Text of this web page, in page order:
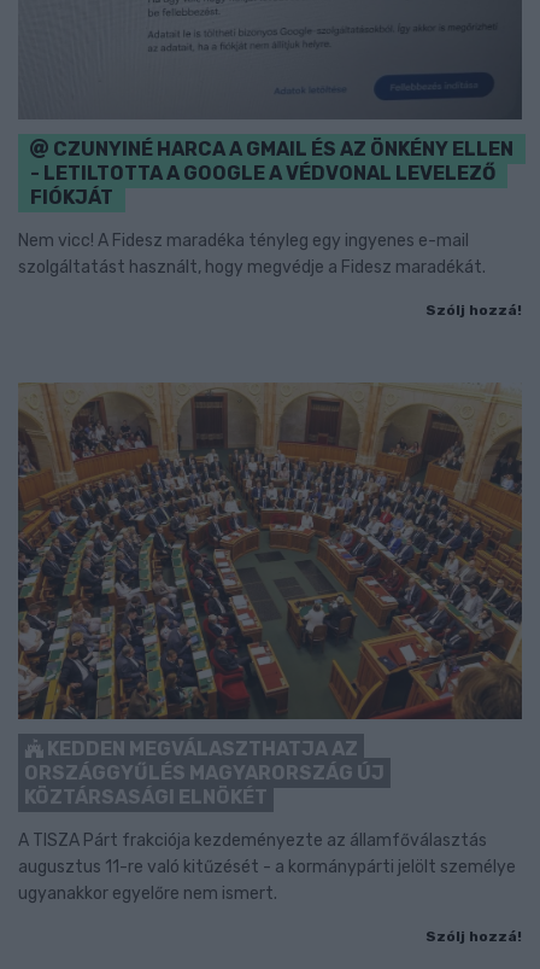
CZUNYINÉ HARCA A GMAIL ÉS AZ ÖNKÉNY ELLEN
- LETILTOTTA A GOOGLE A VÉDVONAL LEVELEZŐ
FIÓKJÁT
Nem vicc! A Fidesz maradéka tényleg egy ingyenes e-mail
szolgáltatást használt, hogy megvédje a Fidesz maradékát.
Szólj hozzá!
KEDDEN MEGVÁLASZTHATJA AZ
ORSZÁGGYŰLÉS MAGYARORSZÁG ÚJ
KÖZTÁRSASÁGI ELNÖKÉT
A TISZA Párt frakciója kezdeményezte az államfőválasztás
augusztus 11-re való kitűzését - a kormánypárti jelölt személye
ugyanakkor egyelőre nem ismert.
Szólj hozzá!